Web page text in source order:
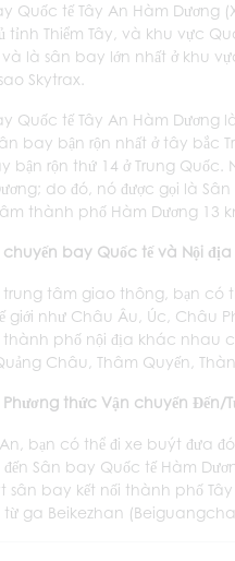
Quốc tế Tây An Hàm Dương
tỉnh Thiểm Tây, và khu vực
là sân bay lớn nhất ở khu
Skytrax.
Quốc tế Tây An Hàm Dương
bay bận rộn nhất ở tây bắc
bận rộn thứ 14 ở Trung
do đó, nó được gọi là
thành phố Hàm Dương 13
bay Quốc tế và Nội địa
trung tâm giao thông, bạn có
giới như Châu Âu, Úc, Châu
phố nội địa khác nhau
Châu, Thâm Quyến,
thức Vận chuyển Đến/
An, bạn có thể đi xe buýt đưa
đến Sân bay Quốc tế Hàm
sân bay kết nối thành phố
từ ga Beikezhan